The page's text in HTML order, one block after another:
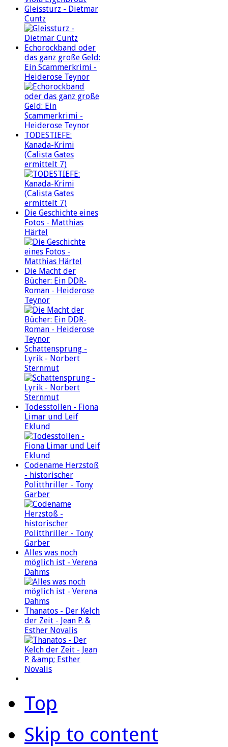
Gleissturz - Dietmar
Cuntz
Echorockband oder
das ganz große Geld:
Ein Scammerkrimi -
Heiderose Teynor
TODESTIEFE:
Kanada-Krimi
(Calista Gates
ermittelt 7)
Die Geschichte eines
Fotos - Matthias
Härtel
Die Macht der
Bücher: Ein DDR-
Roman - Heiderose
Teynor
Schattensprung -
Lyrik - Norbert
Sternmut
Todesstollen - Fiona
Limar und Leif
Eklund
Codename Herzstoß
- historischer
Politthriller - Tony
Garber
Alles was noch
möglich ist - Verena
Dahms
Thanatos - Der Kelch
der Zeit - Jean P. &
Esther Novalis
Top
Skip to content